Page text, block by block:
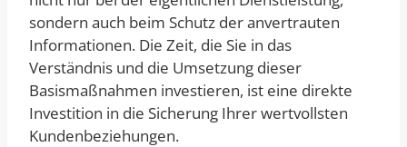
sondern auch beim Schutz der anvertrauten
Informationen. Die Zeit, die Sie in das
Verständnis und die Umsetzung dieser
Basismaßnahmen investieren, ist eine direkte
Investition in die Sicherung Ihrer wertvollsten
Kundenbeziehungen.